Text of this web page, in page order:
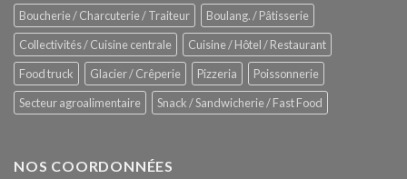
totale
automatisée
Boucherie / Charcuterie / Traiteur
Boulang. / Pâtisserie
Collectivités / Cuisine centrale
Cuisine / Hôtel / Restaurant
Food truck
Glacier / Crêperie Pizzeria
Poissonnerie
Secteur agroalimentaire
Snack / Sandwicherie / Fast Food
NOS COORDONNÉES